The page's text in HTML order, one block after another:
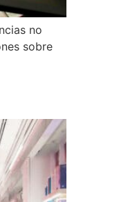
no
sobre